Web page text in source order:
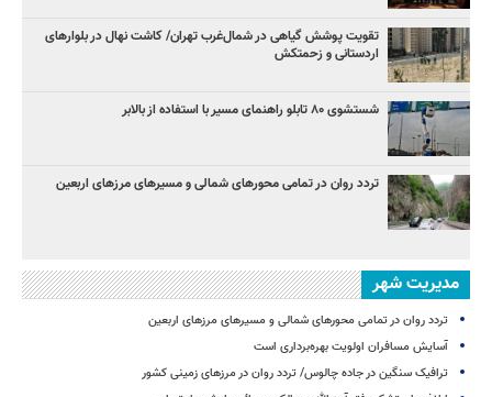
تقویت پوشش گیاهی در شمال‌غرب تهران/ کاشت نهال در بلوارهای
اردستانی و زحمتکش
شستشوی ۸۰ تابلو راهنمای مسیر با استفاده از بالابر
تردد روان در تمامی محورهای شمالی و مسیرهای مرزهای اربعین
مدیریت شهر
تردد روان در تمامی محورهای شمالی و مسیرهای مرزهای اربعین
آسایش مسافران اولویت بهره‌برداری است
ترافیک سنگین در جاده چالوس/ تردد روان در مرزهای زمینی کشور